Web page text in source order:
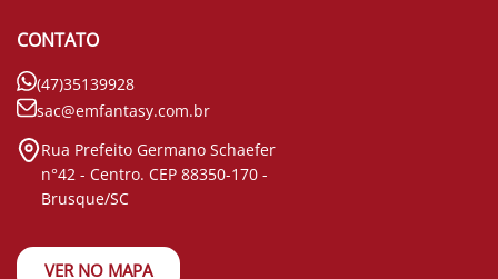
CONTATO
(47)35139928
sac@emfantasy.com.br
Rua Prefeito Germano Schaefer
n°42 - Centro. CEP 88350-170 -
Brusque/SC
VER NO MAPA